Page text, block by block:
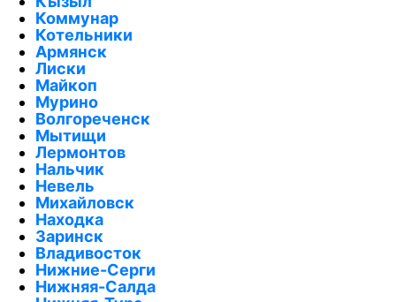
Коммунар
Котельники
Армянск
Лиски
Майкоп
Мурино
Волгореченск
Мытищи
Лермонтов
Нальчик
Невель
Михайловск
Находка
Заринск
Владивосток
Нижние-Серги
Нижняя-Салда